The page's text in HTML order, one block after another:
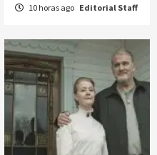
10 horas ago Editorial Staff